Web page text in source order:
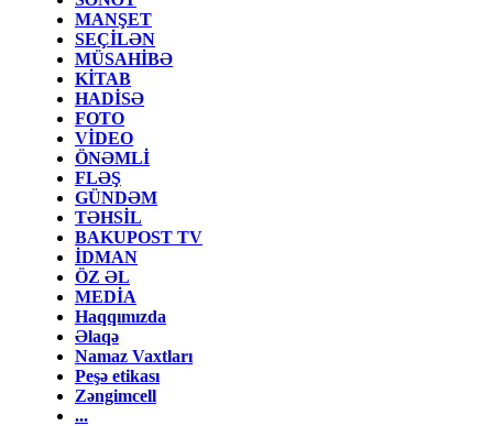
MANŞET
SEÇİLƏN
MÜSAHİBƏ
KİTAB
HADİSƏ
FOTO
VİDEO
ÖNƏMLİ
FLƏŞ
GÜNDƏM
TƏHSİL
BAKUPOST TV
İDMAN
ÖZ ƏL
MEDİA
Haqqımızda
Əlaqə
Namaz Vaxtları
Peşə etikası
Zəngimcell
...